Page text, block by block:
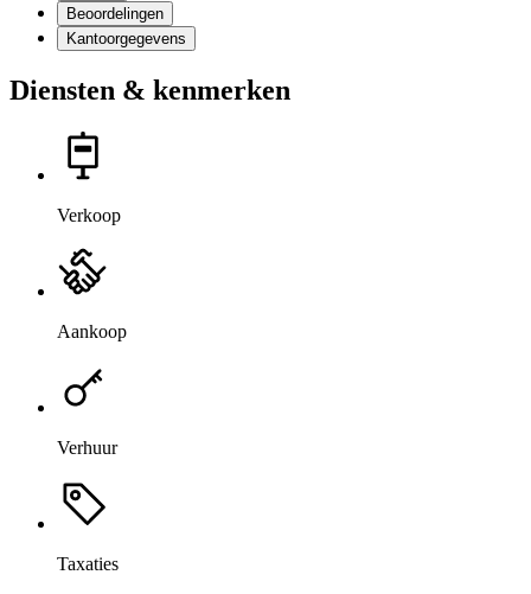
Beoordelingen
Kantoorgegevens
Diensten & kenmerken
Verkoop
Aankoop
Verhuur
Taxaties